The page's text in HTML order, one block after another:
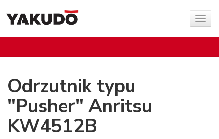
Show
menu
Odrzutnik typu
"Pusher" Anritsu
KW4512B